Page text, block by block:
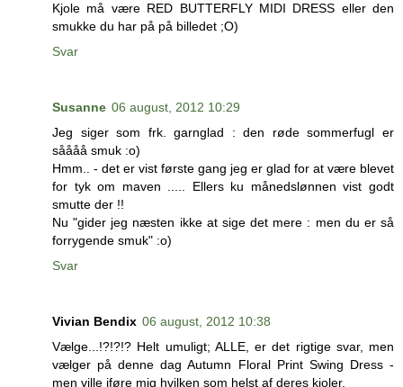
Kjole må være RED BUTTERFLY MIDI DRESS eller den
smukke du har på på billedet ;O)
Svar
Susanne 06 august, 2012 10:29
Jeg siger som frk. garnglad : den røde sommerfugl er
såååå smuk :o)
Hmm.. - det er vist første gang jeg er glad for at være blevet
for tyk om maven ..... Ellers ku månedslønnen vist godt
smutte der !!
Nu "gider jeg næsten ikke at sige det mere : men du er så
forrygende smuk" :o)
Svar
Vivian Bendix 06 august, 2012 10:38
Vælge...!?!?!? Helt umuligt; ALLE, er det rigtige svar, men
vælger på denne dag Autumn Floral Print Swing Dress -
men ville iføre mig hvilken som helst af deres kjoler.